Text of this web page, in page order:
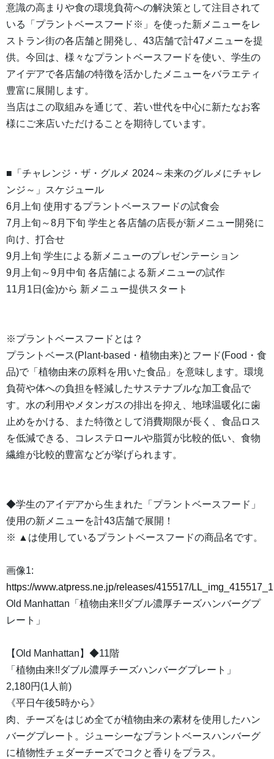
意識の高まりや食の環境負荷への解決策として注目されて
いる「プラントベースフード※」を使った新メニューをレ
ストラン街の各店舗と開発し、43店舗で計47メニューを提
供。今回は、様々なプラントベースフードを使い、学生の
アイデアで各店舗の特徴を活かしたメニューをバラエティ
豊富に展開します。
当店はこの取組みを通じて、若い世代を中心に新たなお客
様にご来店いただけることを期待しています。
■「チャレンジ・ザ・グルメ 2024～未来のグルメにチャレ
ンジ～」スケジュール
6月上旬 使用するプラントベースフードの試食会
7月上旬～8月下旬 学生と各店舗の店長が新メニュー開発に
向け、打合せ
9月上旬 学生による新メニューのプレゼンテーション
9月上旬～9月中旬 各店舗による新メニューの試作
11月1日(金)から 新メニュー提供スタート
※プラントベースフードとは？
プラントベース(Plant-based・植物由来)とフード(Food・食
品)で「植物由来の原料を用いた食品」を意味します。環境
負荷や体への負担を軽減したサステナブルな加工食品で
す。水の利用やメタンガスの排出を抑え、地球温暖化に歯
止めをかける、また特徴として消費期限が長く、食品ロス
を低減できる、コレステロールや脂質が比較的低い、食物
繊維が比較的豊富などが挙げられます。
◆学生のアイデアから生まれた「プラントベースフード」
使用の新メニューを計43店舗で展開！
※ ▲は使用しているプラントベースフードの商品名です。
画像1:
https://www.atpress.ne.jp/releases/415517/
Old Manhattan「植物由来!!ダブル濃厚チーズハンバーグプ
レート」
【Old Manhattan】◆11階
「植物由来!!ダブル濃厚チーズハンバーグプレート」
2,180円(1人前)
《平日午後5時から》
肉、チーズをはじめ全てが植物由来の素材を使用したハン
バーグプレート。ジューシーなプラントベースハンバーグ
に植物性チェダーチーズでコクと香りをプラス。